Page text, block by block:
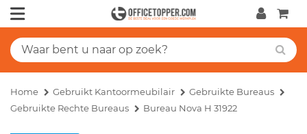
Home Gebruikt Kantoormeubilair
Gebruikte Bureaus
Gebruikte Rechte Bureaus
Bureau Nova H 31922